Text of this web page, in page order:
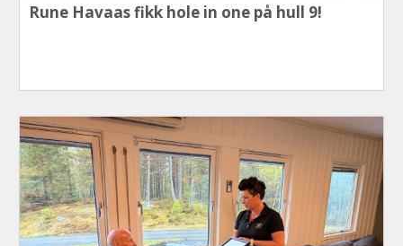
Rune Havaas fikk hole in one på hull 9!